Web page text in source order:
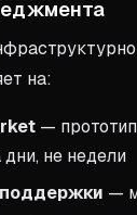
на:
—
дни, не недели
—